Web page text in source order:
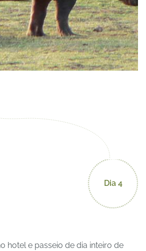
Dia 4
hotel e passeio de dia inteiro de